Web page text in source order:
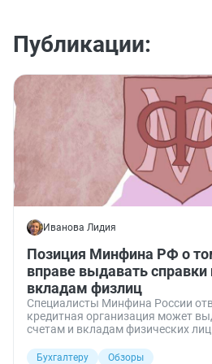
Публикации:
Иванова Лидия
Позиция Минфина РФ о
вправе выдавать справки
вкладам физлиц
Специалисты Минфина России
кредитная организация может
счетам и вкладам физических
Бухгалтеру
Обзоры